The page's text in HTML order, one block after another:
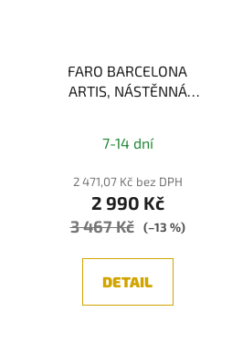
FARO BARCELONA
ARTIS, NÁSTĚNNÁ
7-14 dní
2 471,07 Kč bez DPH
2 990 Kč
3 467 Kč (–13 %)
DETAIL